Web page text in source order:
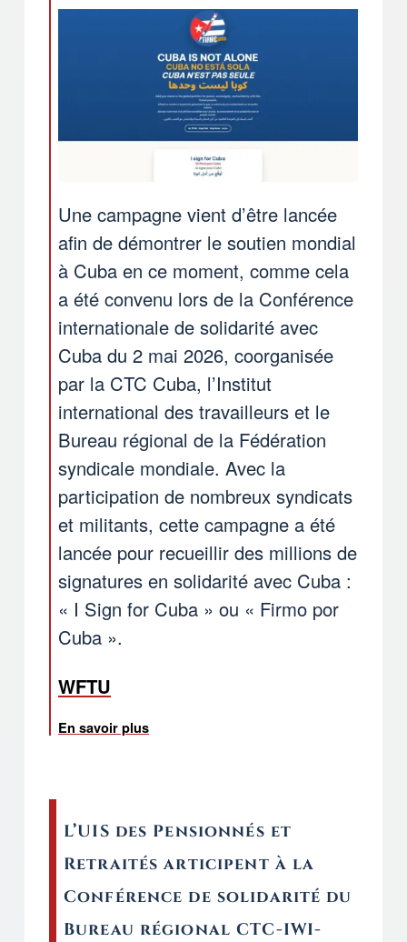
Une campagne vient d’être lancée
afin de démontrer le soutien mondial
à Cuba en ce moment, comme cela
a été convenu lors de la Conférence
internationale de solidarité avec
Cuba du 2 mai 2026, coorganisée
par la CTC Cuba, l’Institut
international des travailleurs et le
Bureau régional de la Fédération
syndicale mondiale. Avec la
participation de nombreux syndicats
et militants, cette campagne a été
lancée pour recueillir des millions de
signatures en solidarité avec Cuba :
« I Sign for Cuba » ou « Firmo por
Cuba ».
WFTU
En savoir plus
L’UIS des Pensionnés et
Retraités articipent à la
Conférence de solidarité du
Bureau régional CTC-IWI-